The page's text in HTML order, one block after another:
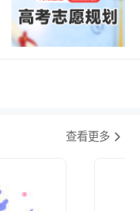
查看更多